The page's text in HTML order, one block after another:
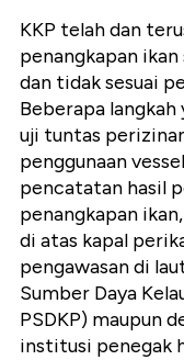
KKP telah dan
penangkapan
dan tidak sesuai
Beberapa
uji tuntas
penggunaan
pencatatan hasil
penangkapan
di atas kapal
pengawasan di
Sumber Daya
PSDKP) maupun
institusi penegak